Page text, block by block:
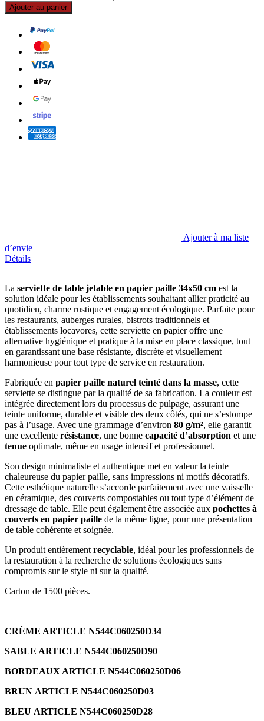
Ajouter au panier
Ajouter à ma liste
d’envie
Détails
La serviette de table jetable en papier paille 34x50 cm est la
solution idéale pour les établissements souhaitant allier praticité au
quotidien, charme rustique et engagement écologique. Parfaite pour
les restaurants, auberges rurales, bistrots traditionnels et
établissements locavores, cette serviette en papier offre une
alternative hygiénique et pratique à la mise en place classique, tout
en garantissant une base résistante, discrète et visuellement
harmonieuse pour tout type de service en restauration.
Fabriquée en papier paille naturel teinté dans la masse, cette
serviette se distingue par la qualité de sa fabrication. La couleur est
intégrée directement lors du processus de pulpage, assurant une
teinte uniforme, durable et visible des deux côtés, qui ne s’estompe
pas à l’usage. Avec une grammage d’environ 80 g/m², elle garantit
une excellente résistance, une bonne capacité d’absorption et une
tenue optimale, même en usage intensif et professionnel.
Son design minimaliste et authentique met en valeur la teinte
chaleureuse du papier paille, sans impressions ni motifs décoratifs.
Cette esthétique naturelle s’accorde parfaitement avec une vaisselle
en céramique, des couverts compostables ou tout type d’élément de
dressage de table. Elle peut également être associée aux pochettes à
couverts en papier paille de la même ligne, pour une présentation
de table cohérente et soignée.
Un produit entièrement recyclable, idéal pour les professionnels de
la restauration à la recherche de solutions écologiques sans
compromis sur le style ni sur la qualité.
Carton de 1500 pièces.
CRÈME ARTICLE N544C060250D34
SABLE ARTICLE N544C060250D90
BORDEAUX ARTICLE N544C060250D06
BRUN ARTICLE N544C060250D03
BLEU ARTICLE N544C060250D28